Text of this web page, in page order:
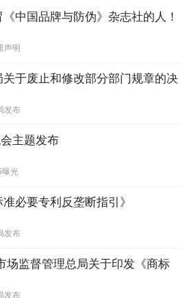
中国品牌与防伪》杂志社的人！
声明
于废止和修改部分部门规章的决
发布
会主题发布
曝光
必要专利反垄断指引》
发布
场监督管理总局关于印发《商标
发布